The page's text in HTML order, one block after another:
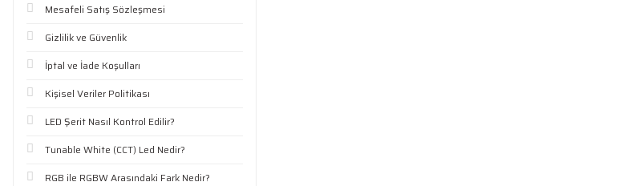
Mesafeli Satış Sözleşmesi
Gizlilik ve Güvenlik
İptal ve İade Koşulları
Kişisel Veriler Politikası
LED Şerit Nasıl Kontrol Edilir?
Tunable White (CCT) Led Nedir?
RGB ile RGBW Arasındaki Fark Nedir?